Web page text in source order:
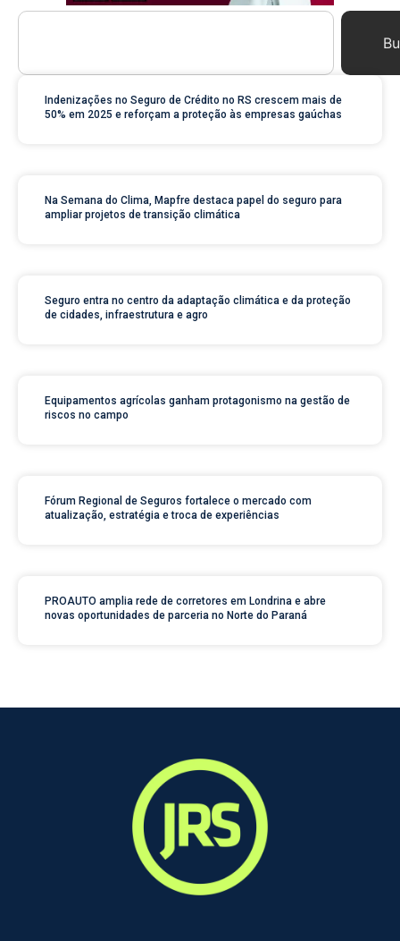
Indenizações no Seguro de Crédito no RS crescem mais de
50% em 2025 e reforçam a proteção às empresas gaúchas
Na Semana do Clima, Mapfre destaca papel do seguro para
ampliar projetos de transição climática
Seguro entra no centro da adaptação climática e da proteção
de cidades, infraestrutura e agro
Equipamentos agrícolas ganham protagonismo na gestão de
riscos no campo
Fórum Regional de Seguros fortalece o mercado com
atualização, estratégia e troca de experiências
PROAUTO amplia rede de corretores em Londrina e abre
novas oportunidades de parceria no Norte do Paraná